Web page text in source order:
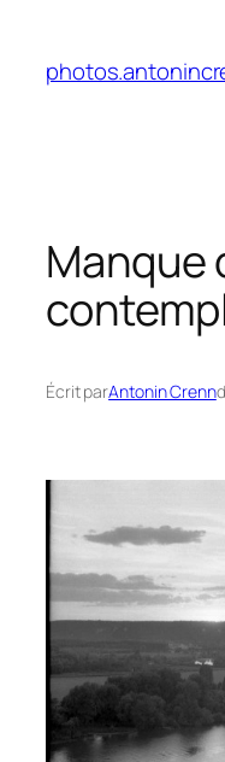
contenu
Manque
Écrit parAntonin Crenn